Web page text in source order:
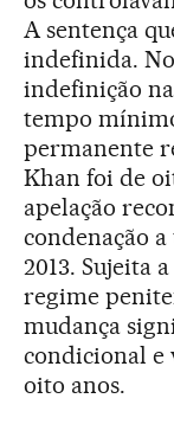
A sentença
indefinida.
indefinição
tempo
permanente
Khan foi de
apelação
condenação
2013. Sujeita
regime
mudança
condicional e
oito anos.